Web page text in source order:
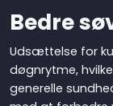
Bedre
Udsættelse for
døgnrytme,
generelle